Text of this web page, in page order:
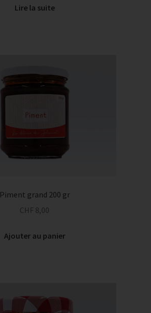
Lire la suite
Piment grand 200 gr
CHF 8,00
Ajouter au panier